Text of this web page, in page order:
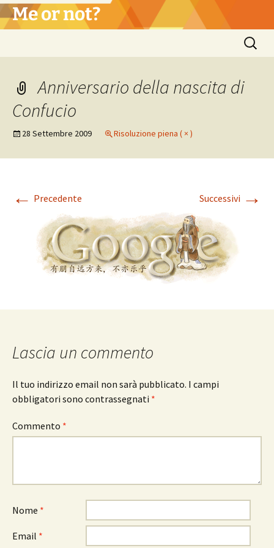
Vai
al Me or not?
Ricerca
per:
Anniversario della nascita di
Confucio
28 Settembre 2009 Risoluzione piena ( × )
← Precedente Successivi →
Lascia un commento
Il tuo indirizzo email non sarà pubblicato. I campi
obbligatori sono contrassegnati *
Commento *
Nome *
Email *